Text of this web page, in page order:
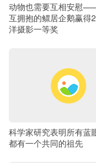
动物也需要互相安慰
互拥抱的鳏居企鹅赢得
洋摄影一等奖
科学家研究表明所有蓝
都有一个共同的祖先